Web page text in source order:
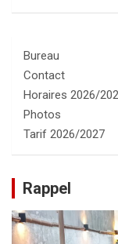
Bureau
Contact
Horaires 2026/
Photos
Tarif 2026/2027
Rappel